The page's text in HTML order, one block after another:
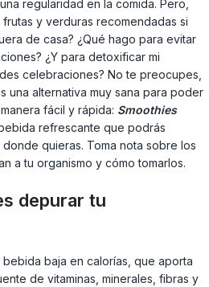
regularidad en la comida. Pero,
y verduras recomendadas si
de casa? ¿Qué hago para evitar
¿Y para detoxificar mi
celebraciones? No te preocupes,
una alternativa muy sana para poder
fácil y rápida: Smoothies
refrescante que podrás
quieras. Toma nota sobre los
a tu organismo y cómo tomarlos.
depurar tu
bebida baja en calorías, que aporta
de vitaminas, minerales, fibras y